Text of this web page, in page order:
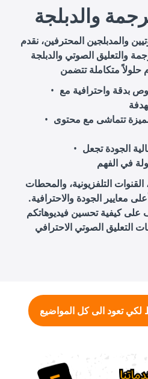
والدبلجة
والمدبلجين المحترفين، نقدم
والتعليق الصوتي والدبلجة
بدقة واحترافية مع
تتماشى مع محتوى
الجودة تجعل
التلفزيونية، والمحطات
معايير الجودة والاحترافية.
على كيفية تحسين فيديوهاتكم
تعود الى كل المواضيع